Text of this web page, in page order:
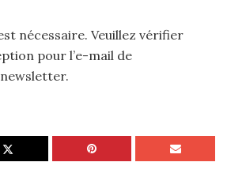
nécessaire. Veuillez vérifier
pour l’e-mail de